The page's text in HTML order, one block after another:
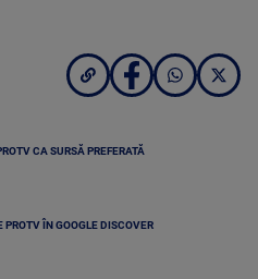
CA SURSĂ PREFERATĂ
PROTV ÎN GOOGLE DISCOVER